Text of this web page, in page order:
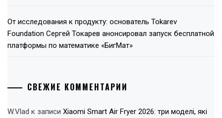
От исследования к продукту: основатель Tokarev
Foundation Сергей Токарев анонсировал запуск бесплатной
платформы по математике «БигМат»
СВЕЖИЕ КОММЕНТАРИИ
W.Vlad к записи Xiaomi Smart Air Fryer 2026: три моделі, які